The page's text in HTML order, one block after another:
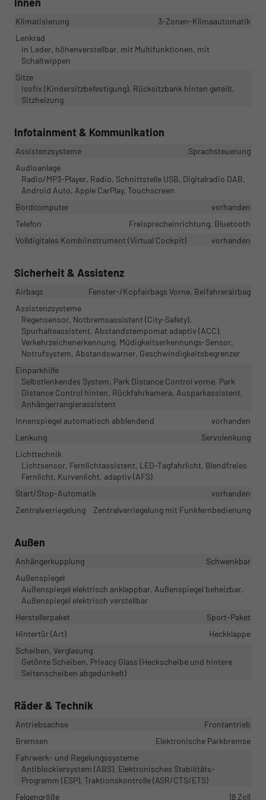
Klimatisierung
3-Zonen-Klimaautomatik
Lenkrad
in Leder, höhenverstellbar, mit Multifunktionen, mit
Schaltwippen
Sitze
Isofix (Kindersitzbefestigung), Rücksitzbank hinten geteilt,
Sitzheizung
Infotainment & Kommunikation
Assistenzsysteme
Sprachsteuerung
Audioanlage
Radio/MP3-Player, Radio, Schnittstelle USB, Digitalradio DAB,
Android Auto, Apple CarPlay, Touchscreen
Bordcomputer
vorhanden
Telefon
Freisprecheinrichtung, Bluetooth
Volldigitales Kombiinstrument (Virtual Cockpit)
vorhanden
Sicherheit & Assistenz
Airbags
Fenster-/Kopfairbags Vorne, Beifahrerairbag
Assistenzsysteme
Regensensor, Notbremsassistent (City-Safety),
Spurhalteassistent, Abstandstempomat adaptiv (ACC),
Verkehrzeichenerkennung, Müdigkeitserkennungs-Sensor,
Notrufsystem, Abstandswarner, Geschwindigkeitsbegrenzer
Einparkhilfe
Selbstlenkendes System, Park Distance Control vorne, Park
Distance Control hinten, Rückfahrkamera, Ausparkassistent,
Anhängerrangierassistent
Innenspiegel automatisch abblendend
vorhanden
Lenkung
Servolenkung
Lichttechnik
Lichtsensor, Fernlichtassistent, LED-Tagfahrlicht, Blendfreies
Fernlicht, Kurvenlicht, adaptiv (AFS)
Start/Stop-Automatik
vorhanden
Zentralverriegelung
Zentralverriegelung mit Funkfernbedienung
Außen
Anhängerkupplung
Schwenkbar
Außenspiegel
Außenspiegel elektrisch anklappbar, Außenspiegel beheizbar,
Außenspiegel elektrisch verstellbar
Herstellerpaket
Sport-Paket
Hintertür (Art)
Heckklappe
Scheiben, Verglasung
Getönte Scheiben, Privacy Glass (Heckscheibe und hintere
Seitenscheiben abgedunkelt)
Räder & Technik
Antriebsachse
Frontantrieb
Bremsen
Elektronische Parkbremse
Fahrwerk- und Regelungssysteme
Antiblockiersystem (ABS), Elektronisches Stabilitäts-
Programm (ESP), Traktionskontrolle (ASR/CTS/ETS)
Felgengröße
18 Zoll